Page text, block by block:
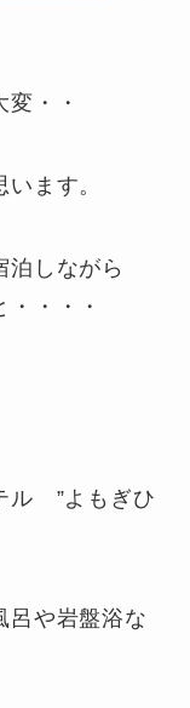
・・
ます。
泊しながら
・・・
ル ”よもぎひ
呂や岩盤浴な